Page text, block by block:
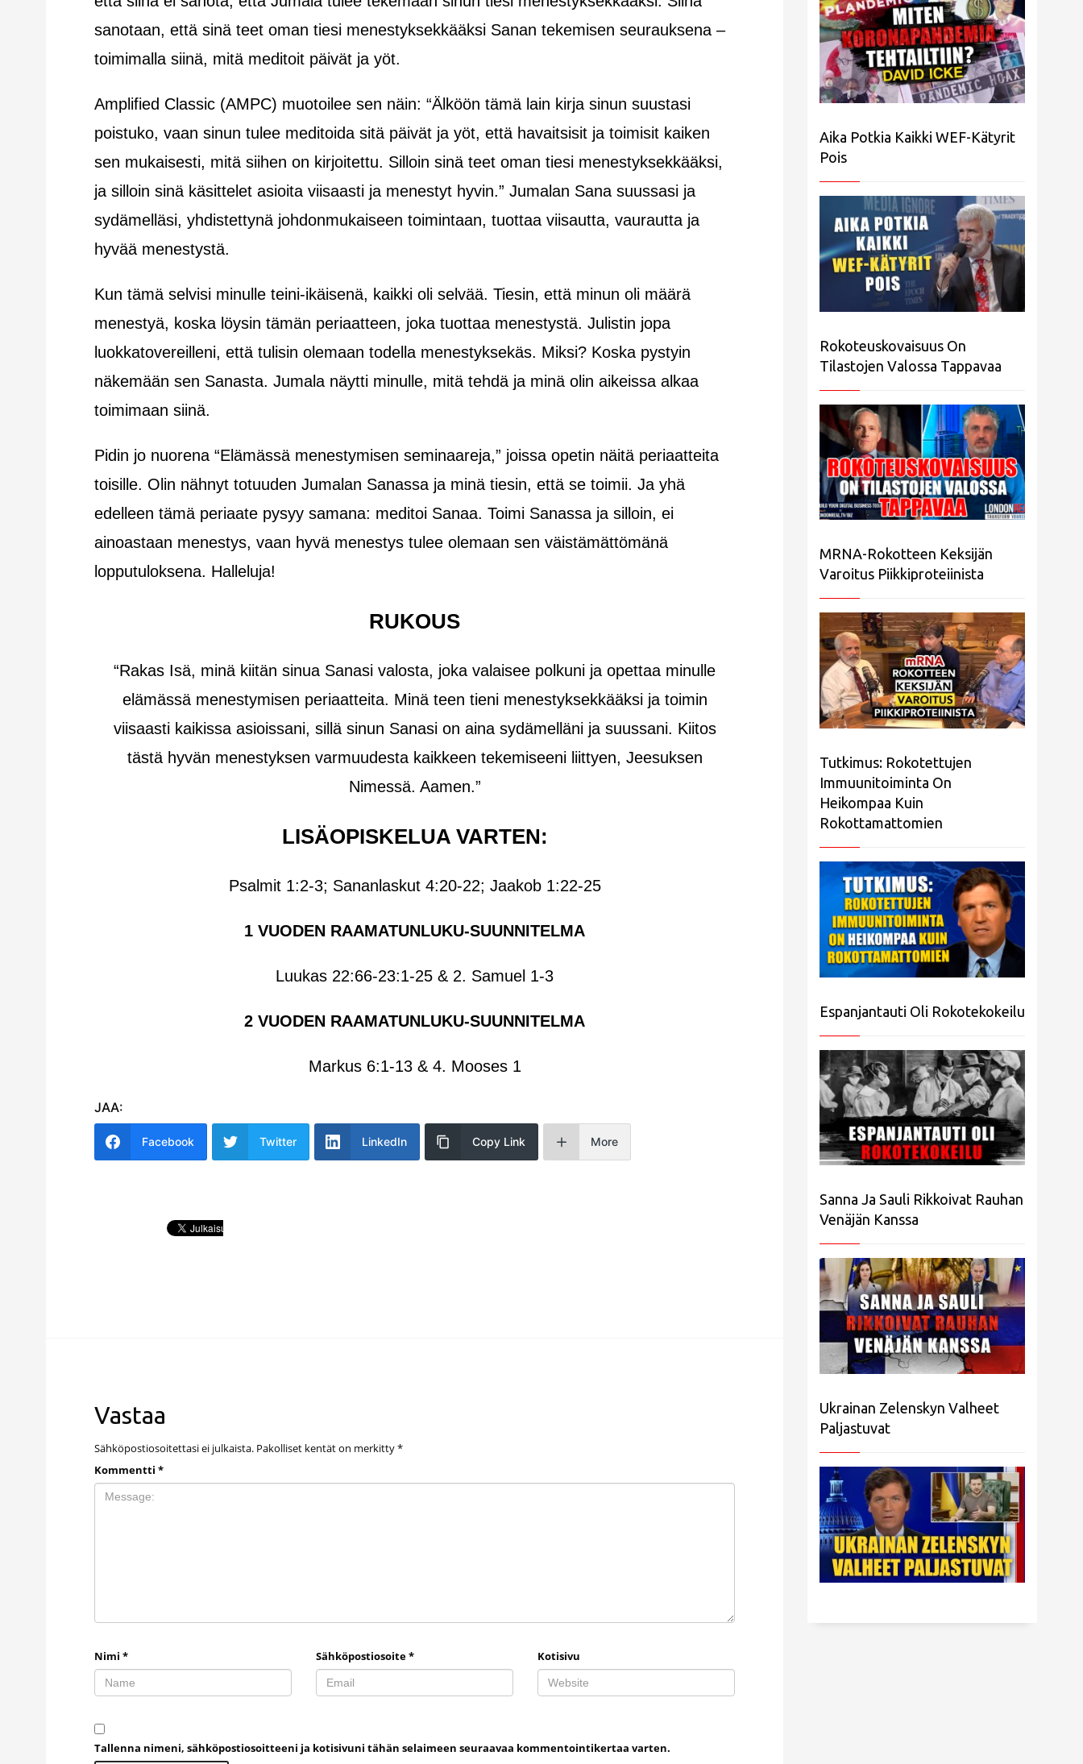
sanotaan, että sinä teet oman tiesi menestyksekkääksi Sanan tekemisen seurauksena –
toimimalla siinä, mitä meditoit päivät ja yöt.
Amplified Classic (AMPC) muotoilee sen näin: “Älköön tämä lain kirja sinun suustasi
poistuko, vaan sinun tulee meditoida sitä päivät ja yöt, että havaitsisit ja toimisit kaiken
sen mukaisesti, mitä siihen on kirjoitettu. Silloin sinä teet oman tiesi menestyksekkääksi,
ja silloin sinä käsittelet asioita viisaasti ja menestyt hyvin.” Jumalan Sana suussasi ja
sydämelläsi, yhdistettynä johdonmukaiseen toimintaan, tuottaa viisautta, vaurautta ja
hyvää menestystä.
Kun tämä selvisi minulle teini-ikäisenä, kaikki oli selvää. Tiesin, että minun oli määrä
menestyä, koska löysin tämän periaatteen, joka tuottaa menestystä. Julistin jopa
luokkatovereilleni, että tulisin olemaan todella menestyksekäs. Miksi? Koska pystyin
näkemään sen Sanasta. Jumala näytti minulle, mitä tehdä ja minä olin aikeissa alkaa
toimimaan siinä.
Pidin jo nuorena “Elämässä menestymisen seminaareja,” joissa opetin näitä periaatteita
toisille. Olin nähnyt totuuden Jumalan Sanassa ja minä tiesin, että se toimii. Ja yhä
edelleen tämä periaate pysyy samana: meditoi Sanaa. Toimi Sanassa ja silloin, ei
ainoastaan menestys, vaan hyvä menestys tulee olemaan sen väistämättömänä
lopputuloksena. Halleluja!
RUKOUS
“Rakas Isä, minä kiitän sinua Sanasi valosta, joka valaisee polkuni ja opettaa minulle
elämässä menestymisen periaatteita. Minä teen tieni menestyksekkääksi ja toimin
viisaasti kaikissa asioissani, sillä sinun Sanasi on aina sydämelläni ja suussani. Kiitos
tästä hyvän menestyksen varmuudesta kaikkeen tekemiseeni liittyen, Jeesuksen
Nimessä. Aamen.”
LISÄOPISKELUA VARTEN:
Psalmit 1:2-3; Sananlaskut 4:20-22; Jaakob 1:22-25
1 VUODEN RAAMATUNLUKU-SUUNNITELMA
Luukas 22:66-23:1-25 & 2. Samuel 1-3
2 VUODEN RAAMATUNLUKU-SUUNNITELMA
Markus 6:1-13 & 4. Mooses 1
JAA:
Facebook Twitter LinkedIn Copy Link More
Vastaa
Sähköpostiosoitettasi ei julkaista. Pakolliset kentät on merkitty*
Kommentti *
Nimi * Sähköpostiosoite* Kotisivu
Tallenna nimeni, sähköpostiosoitteeni ja kotisivuni tähän selaimeen seuraavaa kommentointikertaa varten.
Aika Potkia Kaikki WEF-Kätyrit
Pois
Rokoteuskovaisuus On
Tilastojen Valossa Tappavaa
MRNA-Rokotteen Keksijän
Varoitus Piikkiproteiinista
Tutkimus: Rokotettujen
Immuunitoiminta On
Heikompaa Kuin
Rokottamattomien
Espanjantauti Oli Rokotekokeilu
Sanna Ja Sauli Rikkoivat Rauhan
Venäjän Kanssa
Ukrainan Zelenskyn Valheet
Paljastuvat